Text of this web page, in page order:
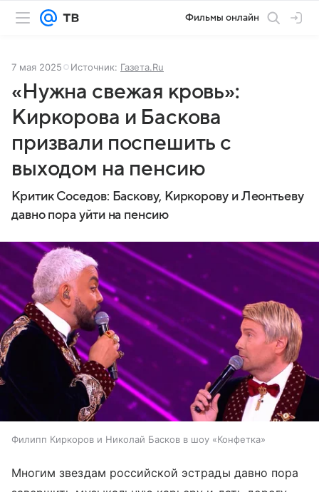
Фильмы онлайн
7 мая 2025 Источник: Газета.Ru
«Нужна свежая кровь»:
Киркорова и Баскова
призвали поспешить с
выходом на пенсию
Критик Соседов: Баскову, Киркорову и Леонтьеву
давно пора уйти на пенсию
Филипп Киркоров и Николай Басков в шоу «Конфетка»
Многим звездам российской эстрады давно пора